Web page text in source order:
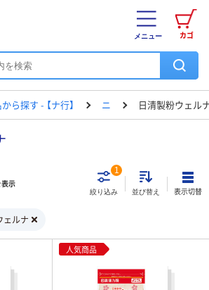
カゴ
メニュー
ら探す - 【ナ行】 ニ 日清製粉ウェル
表示
絞り込み
1
並び替え 表示切替
ェルナ
人気商品